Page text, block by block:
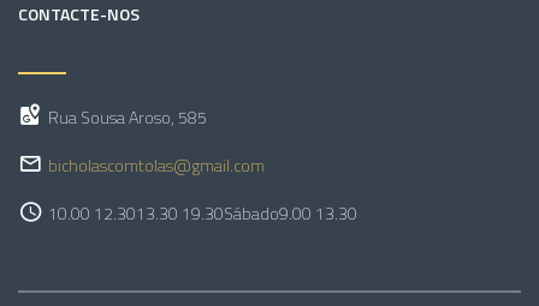
CONTACTE-NOS
Rua Sousa Aroso, 585
bicholascomtolas@gmail.com
10.00 12.3013.30 19.30Sábado9.00 13.30